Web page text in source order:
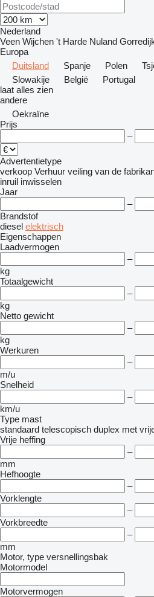
Nederland
Veen Wijchen 't Harde Nuland
Europa
Duitsland
Spanje Polen
Slowakije
België
Portugal
laat alles zien
andere
Oekraïne
Prijs
–
Advertentietype
verkoop Verhuur veiling van de
inruil inwisselen
Jaar
–
Brandstof
diesel elektrisch
Eigenschappen
Laadvermogen
–
kg
Totaalgewicht
–
kg
Netto gewicht
–
kg
Werkuren
–
m/u
Snelheid
–
km/u
Type mast
standaard telescopisch duplex met
Vrije heffing
–
mm
Hefhoogte
–
Vorklengte
–
Vorkbreedte
–
mm
Motor, type versnellingsbak
Motormodel
Motorvermogen